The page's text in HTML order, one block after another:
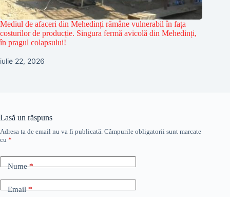
Mediul de afaceri din Mehedinți rămâne vulnerabil în fața
costurilor de producție. Singura fermă avicolă din Mehedinți,
în pragul colapsului!
iulie 22, 2026
Lasă un răspuns
Adresa ta de email nu va fi publicată. Câmpurile obligatorii sunt marcate
cu *
Nume*
Email*